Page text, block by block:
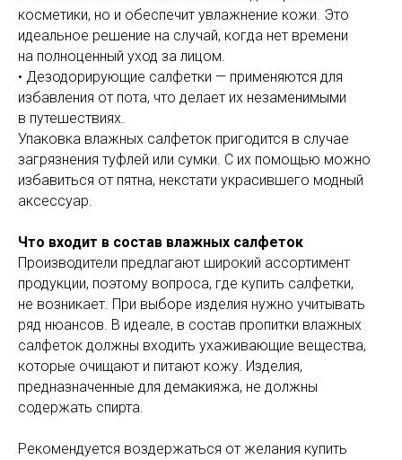
косметики, но и обеспечит увлажнение кожи. Это
идеальное решение на случай, когда нет времени
на полноценный уход за лицом.
• Дезодорирующие салфетки — применяются для
избавления от пота, что делает их незаменимыми
в путешествиях.
Упаковка влажных салфеток пригодится в случае
загрязнения туфлей или сумки. С их помощью можно
избавиться от пятна, некстати украсившего модный
аксессуар.
Что входит в состав влажных салфеток
Производители предлагают широкий ассортимент
продукции, поэтому вопроса, где купить салфетки,
не возникает. При выборе изделия нужно учитывать
ряд нюансов. В идеале, в состав пропитки влажных
салфеток должны входить ухаживающие вещества,
которые очищают и питают кожу. Изделия,
предназначенные для демакияжа, не должны
содержать спирта.
Рекомендуется воздержаться от желания купить